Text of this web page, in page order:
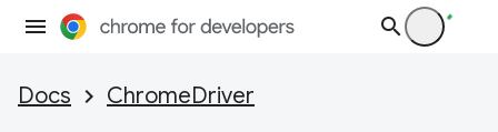
Docs ChromeDriver